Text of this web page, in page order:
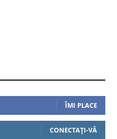
ÎMI PLACE
CONECTAȚI-VĂ